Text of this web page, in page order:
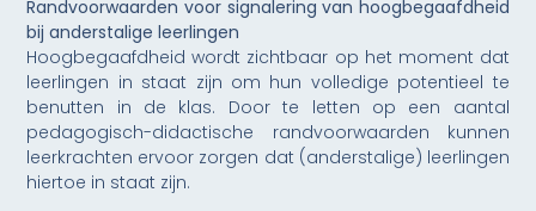
Randvoorwaarden voor signalering van hoogbegaafdheid
bij anderstalige leerlingen
Hoogbegaafdheid wordt zichtbaar op het moment dat
leerlingen in staat zijn om hun volledige potentieel te
benutten in de klas. Door te letten op een aantal
pedagogisch-didactische randvoorwaarden kunnen
leerkrachten ervoor zorgen dat (anderstalige) leerlingen
hiertoe in staat zijn.